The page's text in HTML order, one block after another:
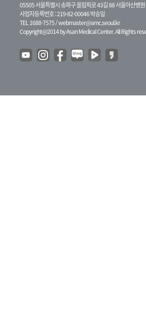
05505 서울특별시 송파구 올림픽로 43길 88 서울아산병원
사업자등록번호 : 219-82-00046 박승일
TEL 1688-7575 /webmaster@amc.seoul.kr
Copyright@2014 by Asan Medical Center. All Rights